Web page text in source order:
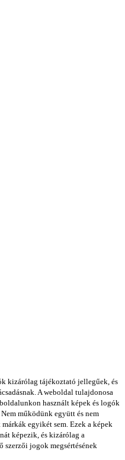
kizárólag tájékoztató jellegűek, és
A weboldal tulajdonosa
használt képek és logók
működünk együtt és nem
egyikét sem. Ezek a képek
képezik, és kizárólag a
szerzői jogok megsértésének